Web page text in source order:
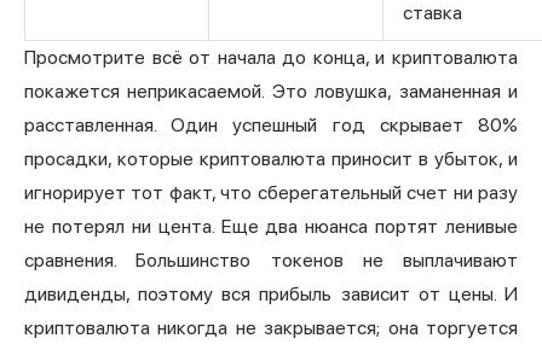
ставка
Просмотрите всё от начала до конца, и криптовалюта
покажется неприкасаемой. Это ловушка, заманенная и
расставленная. Один успешный год скрывает 80%
просадки, которые криптовалюта приносит в убыток, и
игнорирует тот факт, что сберегательный счет ни разу
не потерял ни цента. Еще два нюанса портят ленивые
сравнения. Большинство токенов не выплачивают
дивиденды, поэтому вся прибыль зависит от цены. И
криптовалюта никогда не закрывается; она торгуется